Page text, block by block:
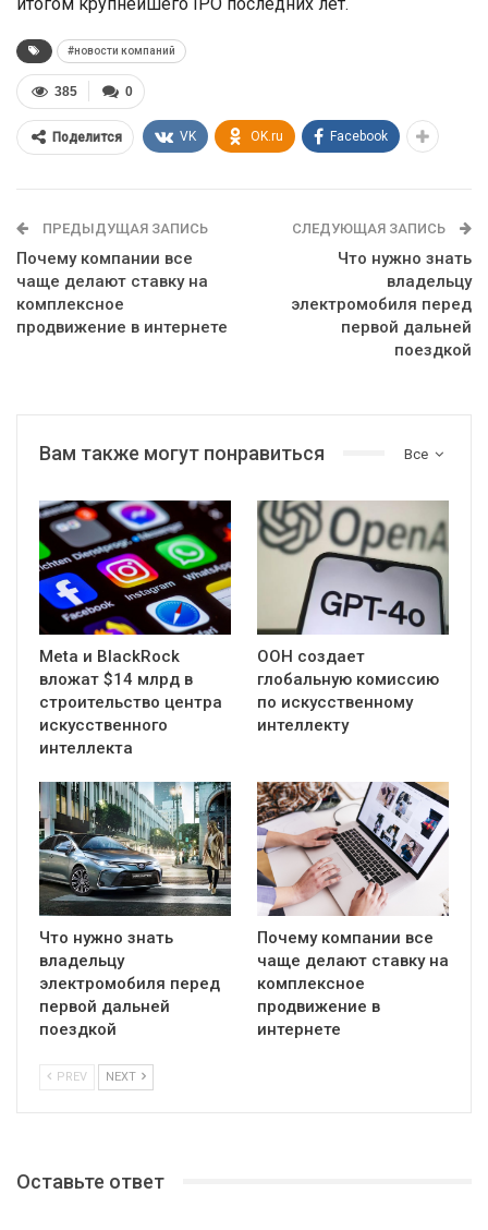
#новости компаний
0
385
Поделится VK OK.ru Facebook
ПРЕДЫДУЩАЯ ЗАПИСЬ
Почему компании все
чаще делают ставку на
комплексное
продвижение в интернете
СЛЕДУЮЩАЯ ЗАПИСЬ
Что нужно знать
владельцу
электромобиля перед
первой дальней
поездкой
Все
Вам также могут понравиться
Meta и BlackRock
вложат $14 млрд в
строительство центра
искусственного
интеллекта
ООН создает
глобальную комиссию
по искусственному
интеллекту
Что нужно знать
владельцу
электромобиля перед
первой дальней
поездкой
Почему компании все
чаще делают ставку на
комплексное
продвижение в
интернете
PREV NEXT
Оставьте ответ